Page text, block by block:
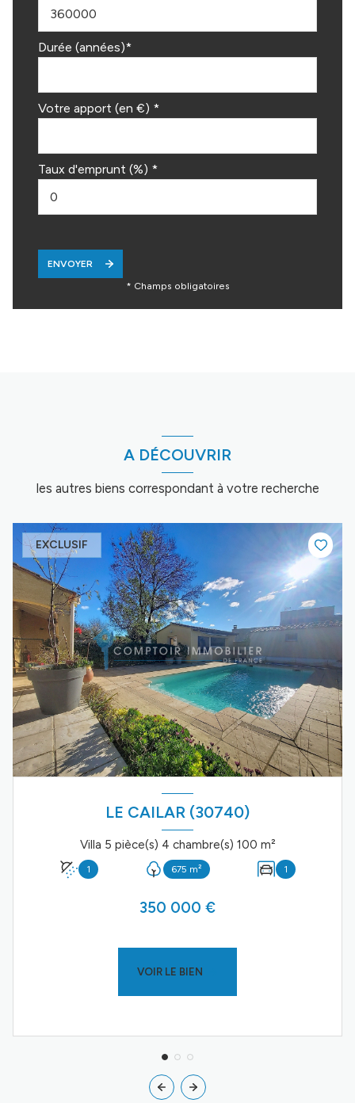
Durée (années)*
Votre apport (en €) *
Taux d'emprunt (%) *
ENVOYER
* Champs obligatoires
A DÉCOUVRIR
les autres biens correspondant à votre recherche
EXCLUSIF
LE CAILAR (30740)
Villa 5 pièce(s) 4 chambre(s) 100 m²
1 675 m² 1
350 000 €
VOIR LE BIEN